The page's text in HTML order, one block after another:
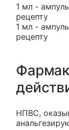
1 мл -
рецепту
1 мл -
рецепту
НПВС,